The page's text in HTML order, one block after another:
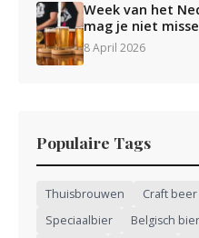
Week van het
mag je niet
8 April 2026
Populaire Tags
Thuisbrouwen Craft beer
Speciaalbier
Belgisch bier